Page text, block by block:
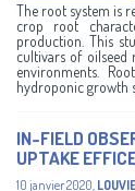
The root system is
crop root
production. This
cultivars of oilseed
environments.
hydroponic growth
IN-FIELD
UPTAKE
10 janvier 2020,